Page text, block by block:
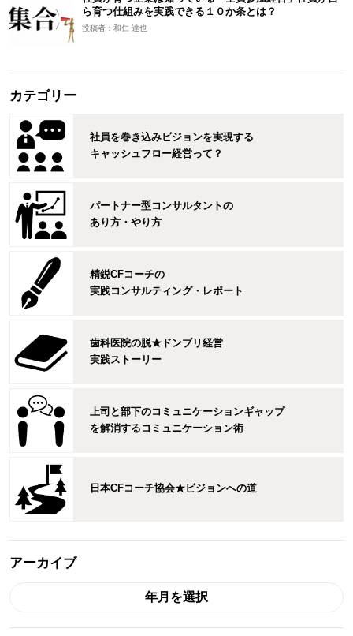
ら育つ仕組みを実践できる１０か条とは？
投稿者：和仁 達也
カテゴリー
社員を巻き込みビジョンを実現する
キャッシュフロー経営って？
パートナー型コンサルタントの
あり方・やり方
精鋭CFコーチの
実践コンサルティング・レポート
歯科医院の脱★ドンブリ経営
実践ストーリー
上司と部下のコミュニケーションギャップ
を解消するコミュニケーション術
日本CFコーチ協会★ビジョンへの道
アーカイブ
年月を選択